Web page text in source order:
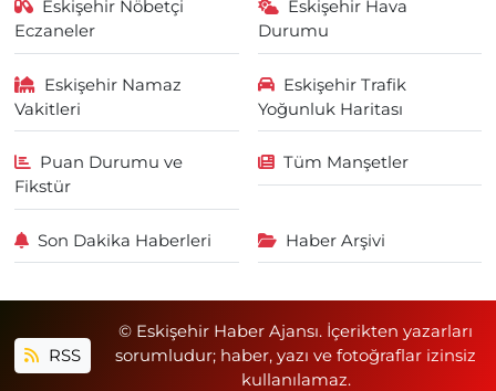
Eskişehir Nöbetçi
Eczaneler
Eskişehir Hava
Durumu
Eskişehir Namaz
Vakitleri
Eskişehir Trafik
Yoğunluk Haritası
Puan Durumu ve
Fikstür
Tüm Manşetler
Son Dakika Haberleri Haber Arşivi
RSS
© Eskişehir Haber Ajansı. İçerikten yazarları
sorumludur; haber, yazı ve fotoğraflar izinsiz
kullanılamaz.